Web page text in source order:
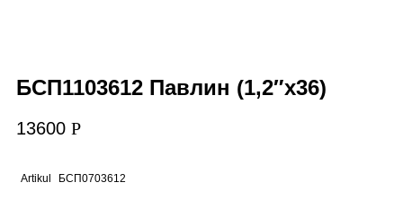
БСП1103612 Павлин (1,2″х36)
13600 Р
Artikul БСП0703612